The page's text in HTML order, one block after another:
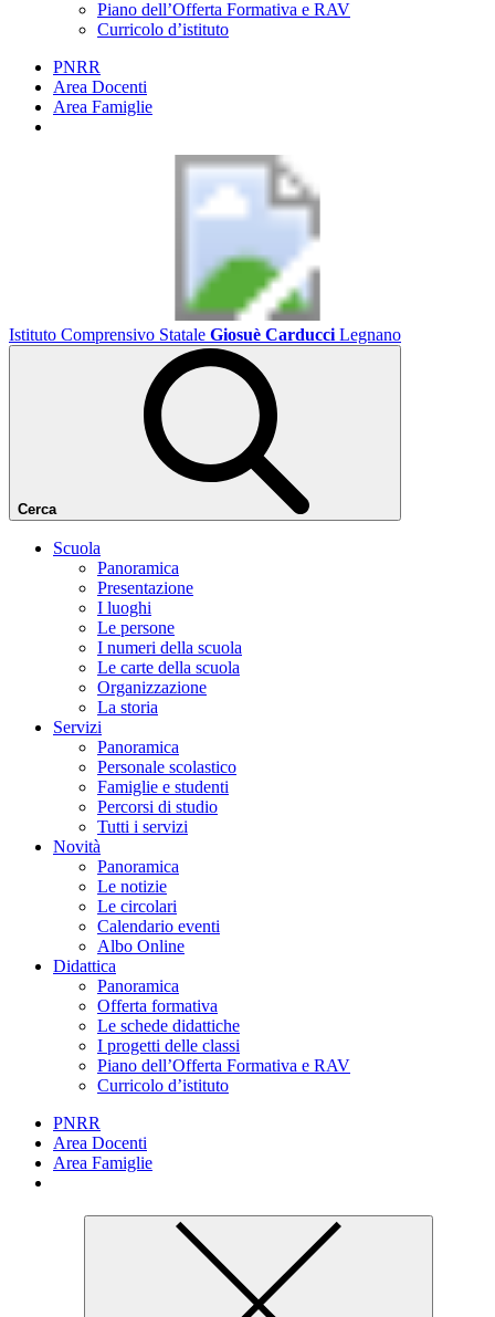
Piano dell’Offerta Formativa e RAV
Curricolo d’istituto
PNRR
Area Docenti
Area Famiglie
Istituto Comprensivo Statale Giosuè Carducci Legnano
Cerca
Scuola
Panoramica
Presentazione
I luoghi
Le persone
I numeri della scuola
Le carte della scuola
Organizzazione
La storia
Servizi
Panoramica
Personale scolastico
Famiglie e studenti
Percorsi di studio
Tutti i servizi
Novità
Panoramica
Le notizie
Le circolari
Calendario eventi
Albo Online
Didattica
Panoramica
Offerta formativa
Le schede didattiche
I progetti delle classi
Piano dell’Offerta Formativa e RAV
Curricolo d’istituto
PNRR
Area Docenti
Area Famiglie